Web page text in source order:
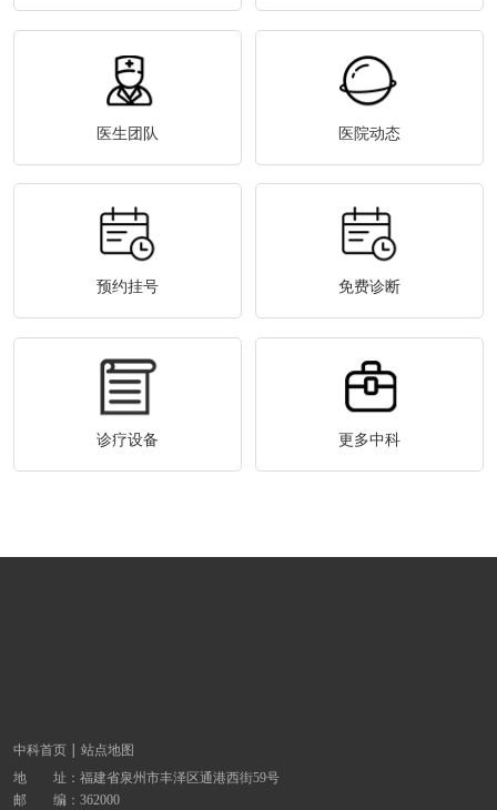
医生团队 医院动态
预约挂号 免费诊断
诊疗设备 更多中科
中科首页
站点地图
地 址： 福建省泉州市丰泽区通港西街59号
邮 编：362000